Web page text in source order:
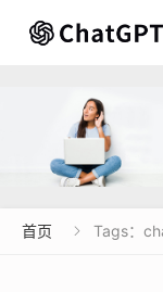
首页  Tags：